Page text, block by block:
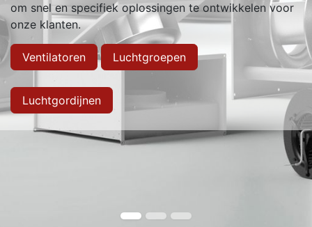
om snel en specifiek oplossingen te ontwikkelen voor
onze klanten.
Ventilatoren Luchtgroepen
Luchtgordijnen